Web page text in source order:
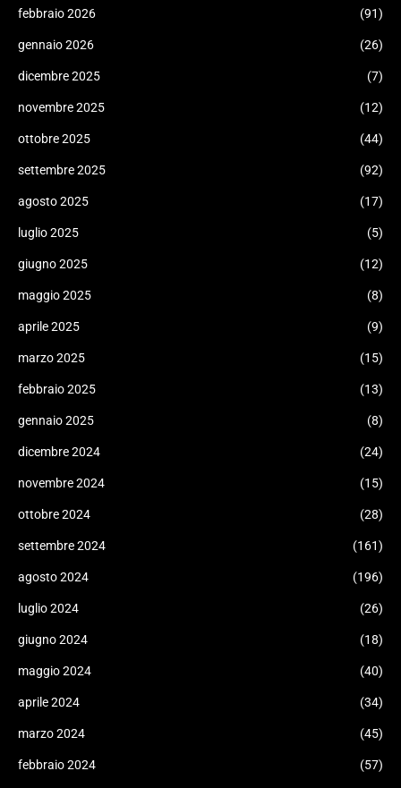
febbraio 2026 (91)
gennaio 2026 (26)
dicembre 2025 (7)
novembre 2025 (12)
ottobre 2025 (44)
settembre 2025 (92)
agosto 2025 (17)
luglio 2025 (5)
giugno 2025 (12)
maggio 2025 (8)
aprile 2025 (9)
marzo 2025 (15)
febbraio 2025 (13)
gennaio 2025 (8)
dicembre 2024 (24)
novembre 2024 (15)
ottobre 2024 (28)
settembre 2024 (161)
agosto 2024 (196)
luglio 2024 (26)
giugno 2024 (18)
maggio 2024 (40)
aprile 2024 (34)
marzo 2024 (45)
febbraio 2024 (57)